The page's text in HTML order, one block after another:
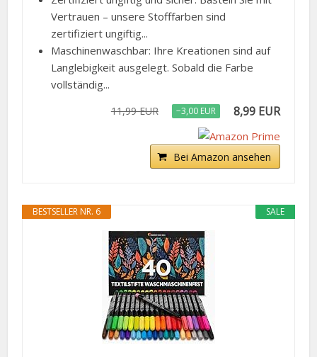
Vertrauen – unsere Stofffarben sind
zertifiziert ungiftig...
Maschinenwaschbar: Ihre Kreationen sind auf
Langlebigkeit ausgelegt. Sobald die Farbe
vollständig...
11,99 EUR −3,00 EUR 8,99 EUR
Bei Amazon ansehen
SALE
BESTSELLER NR. 6